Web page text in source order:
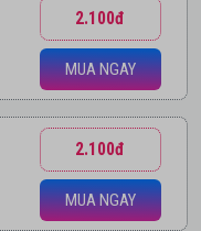
2.100đ
MUA NGAY
2.100đ
MUA NGAY